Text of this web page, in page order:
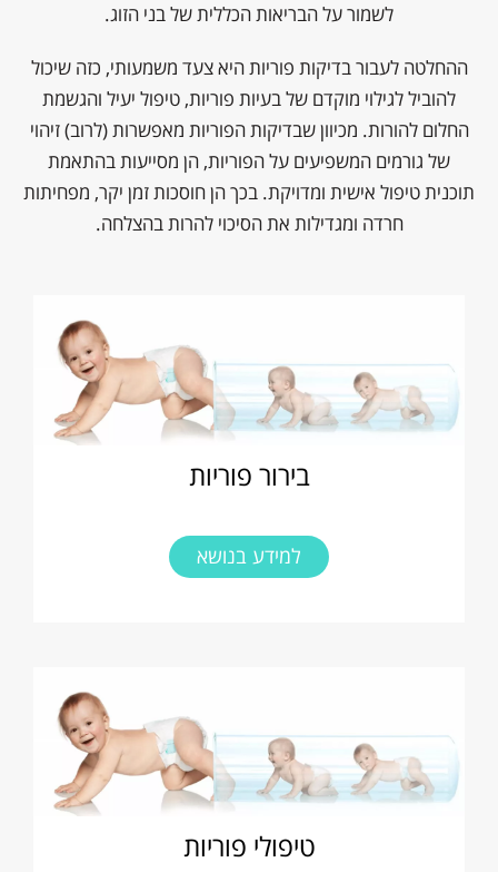
לשמור על הבריאות הכללית של בני הזוג.
ההחלטה לעבור בדיקות פוריות היא צעד משמעותי, כזה שיכול
להוביל לגילוי מוקדם של בעיות פוריות, טיפול יעיל והגשמת
החלום להורות. מכיוון שבדיקות הפוריות מאפשרות (לרוב) זיהוי
של גורמים המשפיעים על הפוריות, הן מסייעות בהתאמת
טיפול אישית ומדויקת. בכך הן חוסכות זמן יקר, מפחיתות
חרדה ומגדילות את הסיכוי להרות בהצלחה.
בירור פוריות
למידע בנושא
טיפולי פוריות